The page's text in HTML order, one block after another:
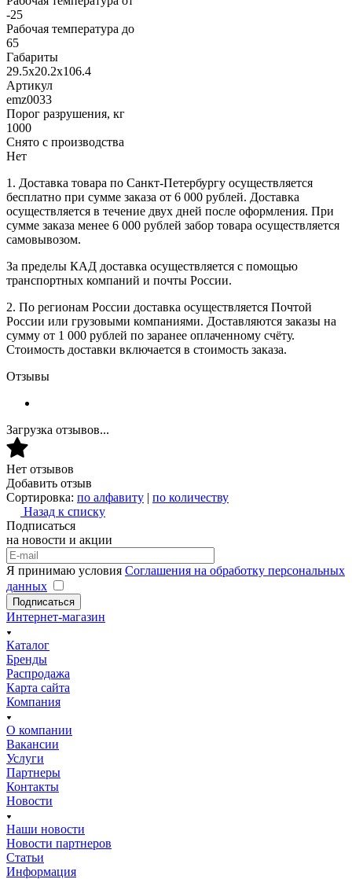
-25
Рабочая температура до
65
Габариты
29.5х20.2х106.4
Артикул
emz0033
Порог разрушения, кг
1000
Снято с производства
Нет
1. Доставка товара по Санкт-Петербургу осуществляется
бесплатно при сумме заказа от 6 000 рублей. Доставка
осуществляется в течение двух дней после оформления. При
сумме заказа менее 6 000 рублей забор товара осуществляется
самовывозом.
За пределы КАД доставка осуществляется с помощью
транспортных компаний и почты России.
2. По регионам России доставка осуществляется Почтой
России или грузовыми компаниями. Доставляются заказы на
сумму от 1 000 рублей по заранее оплаченному счёту.
Стоимость доставки включается в стоимость заказа.
Отзывы
Загрузка отзывов...
Нет отзывов
Добавить отзыв
Сортировка: по алфавиту | по количеству
Назад к списку
Подписаться
на новости и акции
Я принимаю условия Соглашения на обработку персональных
данных
Подписаться
Интернет-магазин
Каталог
Бренды
Распродажа
Карта сайта
Компания
О компании
Вакансии
Услуги
Партнеры
Контакты
Новости
Наши новости
Новости партнеров
Статьи
Информация